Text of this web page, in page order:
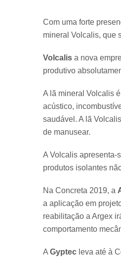
Com uma forte
mineral Volcalis, que
Volcalis a nova
produtivo
A lã mineral Volcalis
acústico,
saudável. A lã
de manusear.
A Volcalis apresenta-
produtos isolantes
Na Concreta 2019, a
a aplicação em
reabilitação a Argex
comportamento
A Gyptec leva até à